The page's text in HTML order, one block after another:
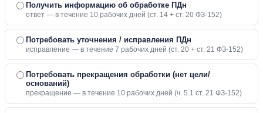
Получить информацию об обработке ПДн
ответ — в течение 10 рабочих дней (ст. 14 + ст. 20 ФЗ-152)
Потребовать уточнения / исправления ПДн
исправление — в течение 7 рабочих дней (ст. 20 + ст. 21 ФЗ-152)
Потребовать прекращения обработки (нет цели/
оснований)
прекращение — в течение 10 рабочих дней (ч. 5.1 ст. 21 ФЗ-152)